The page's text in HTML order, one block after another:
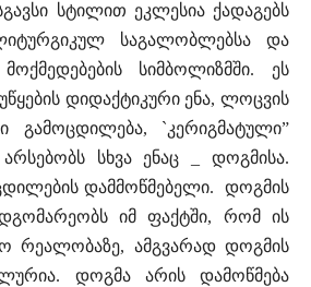
სტილით ეკლესია ქადაგებს
საგალობლებსა და
სიმბოლიზმში. ეს
დიდაქტიკური ენა, ლოცვის
გამოცდილება, `კერიგმატული”
სხვა ენაც _ დოგმისა.
დამმოწმებელი. დოგმის
იმ ფაქტში, რომ ის
რეალობაზე, ამგვარად დოგმის
დოგმა არის დამოწმება